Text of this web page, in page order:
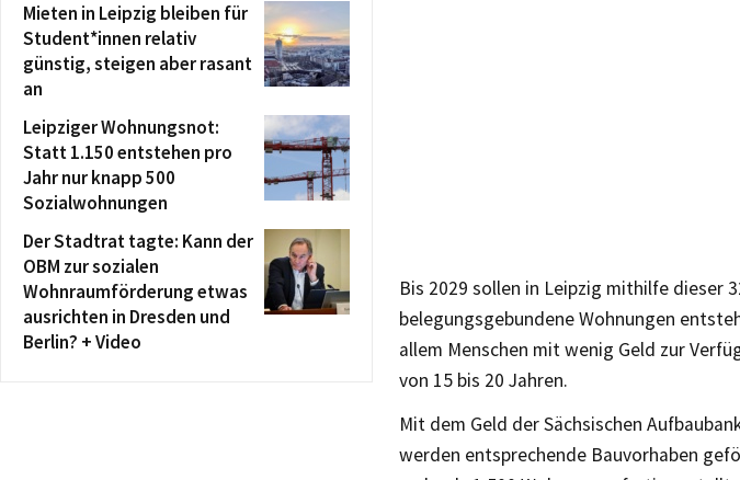
Bis 2029 sollen in Leipzig mithilfe dieser
belegungsgebundene Wohnungen
allem Menschen mit wenig Geld zur
von 15 bis 20 Jahren.
Mit dem Geld der Sächsischen
werden entsprechende Bauvorhaben
Mieten in Leipzig bleiben für
Student*innen relativ
günstig, steigen aber rasant
an
Leipziger Wohnungsnot:
Statt 1.150 entstehen pro
Jahr nur knapp 500
Sozialwohnungen
Der Stadtrat tagte: Kann der
OBM zur sozialen
Wohnraumförderung etwas
ausrichten in Dresden und
Berlin? + Video